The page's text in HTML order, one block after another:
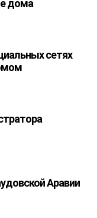
дома
сетях
Аравии